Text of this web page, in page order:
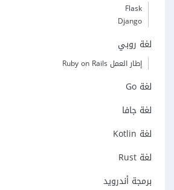
Flask
Django
لغة روبي
إطار العمل Ruby on Rails
لغة Go
لغة جافا
لغة Kotlin
لغة Rust
برمجة أندرويد